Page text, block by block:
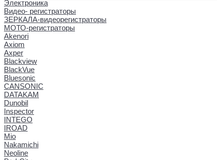
Электроника
Видео- регистраторы
ЗЕРКАЛА-видеорегистраторы
МОТО-регистраторы
Akenori
Axiom
Axper
Blackview
BlackVue
Bluesonic
CANSONIC
DATAKAM
Dunobil
Inspector
INTEGO
IROAD
Mio
Nakamichi
Neoline